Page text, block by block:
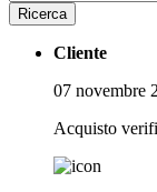
Ricerca
Cliente
07 novembre
Acquisto